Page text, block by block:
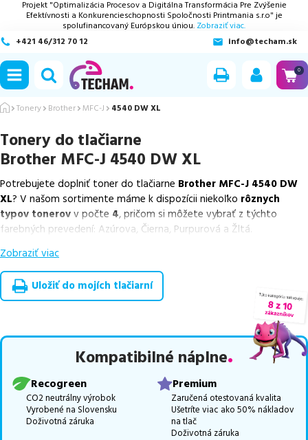
Projekt "Optimalizácia Procesov a Digitálna Transformácia Pre Zvýšenie
Efektívnosti a Konkurencieschopnosti Spoločnosti Printmania s.r.o" je
spolufinancovaný Európskou úniou. Zobraziť viac.
+421 46/312 70 12
info@techam.sk
0
Tonery Brother MFC-J 4540 DW XL
Tonery do tlačiarne
Brother MFC-J 4540 DW XL
Potrebujete doplniť toner do tlačiarne Brother MFC-J 4540 DW
XL? V našom sortimente máme k dispozícii niekoľko rôznych
typov tonerovv počte 4, pričom si môžete vybrať z týchto
farebných prevedení: Azúrova, Čierna, Purpurová a Žltá.
Z uvedeného množstva dostupných náplní
výhodnejšie alternatívy, ktoré plne zachovávajú kvalitu tlače
Súčasťou tejto ponuky súoverené náhrady v rôznych triedach
medzi ktoré patríšpičková trieda PREMIUM
ks.
Celá táto certifikovaná ponuka, spĺňajúca normy ISO 9001 a 14001,
zaručuje bezproblémovú tlač.Najlacnejší produktu nás nájdete
Vieme, že pri nákupe zohráva dôležitú úlohu aj dostupnosť. Preto
sa snažímepravidelne naskladňovať produkty, aby boli ihneď k
dispozícii na odoslanie.Aktuálne máme k tejto tlačiarniv
ponuke 4 ks tonerov,
4 z nich ihneď k expedícii.
Zobraziť viac
Uložiť do mojích tlačiarní
Kompatibilné náplne
Recogreen
CO2 neutrálny výrobok
Vyrobené na Slovensku
Doživotná záruka
Premium
Zaručená otestovaná kvalita
Ušetríte viac ako 50% nákladov
na tlač
Doživotná záruka